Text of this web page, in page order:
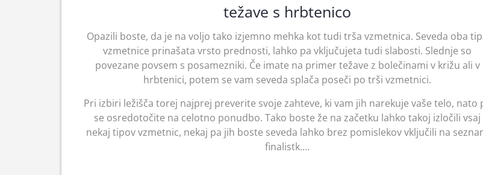
težave s hrbtenico
Opazili boste, da je na voljo tako izjemno mehka kot tudi trša vzmetnica. Seveda oba
vzmetnice prinašata vrsto prednosti, lahko pa vključujeta tudi slabosti. Slednje so
povezane povsem s posamezniki. Če imate na primer težave z bolečinami v križu ali v
hrbtenici, potem se vam seveda splača poseči po trši vzmetnici.
Pri izbiri ležišča torej najprej preverite svoje zahteve, ki vam jih narekuje vaše telo, nato
se osredotočite na celotno ponudbo. Tako boste že na začetku lahko takoj izločili vsaj
nekaj tipov vzmetnic, nekaj pa jih boste seveda lahko brez pomislekov vključili na
finalistk.…